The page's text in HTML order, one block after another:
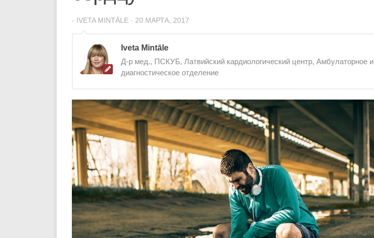
- IVETA MINTĀLE · 20 МАРТА, 2017
Iveta Mintāle
Д-р мед., ПСКУБ, Латвийский кардиологический центр, Амбулаторное и
диагностическое отделение